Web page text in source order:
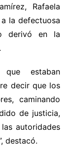
Rafaela
la defectuosa
derivó en la
que estaban
decir que los
caminando
de justicia,
autoridades
destacó.